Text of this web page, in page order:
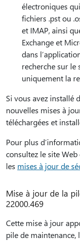
électroniques
fichiers .pst ou
et IMAP, ainsi
Exchange et
dans
recherche sur le
uniquement la
Si vous avez installé
nouvelles mises à
téléchargées et
Pour plus
consultez le site Web
les mises à jour de
Mise à jour de la
22000.469
Cette mise à jour
pile de maintenance,